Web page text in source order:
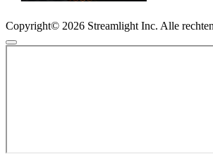
Copyright© 2026 Streamlight Inc. Alle